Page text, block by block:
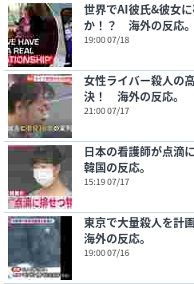
世界でAI彼氏&彼女
か！？ 海外の反応。
19:00 07/18
女性ライバー殺人の
決！ 海外の反応。
21:00 07/17
日本の看護師が点滴
韓国の反応。
15:19 07/17
東京で大量殺人を計
海外の反応。
19:00 07/16